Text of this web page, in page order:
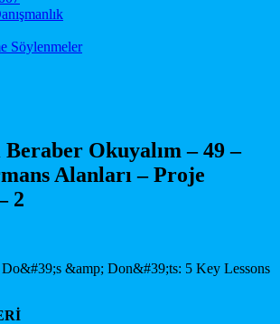
Söylenmeler
Okuyalım – 49 –
Alanları – Proje
2